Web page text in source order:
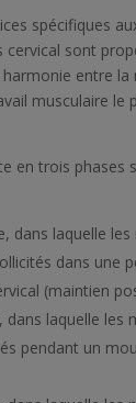
spécifiques
cervical sont
entre la
musculaire le
en trois phases
dans laquelle les
dans une
(maintien
dans laquelle les
pendant un